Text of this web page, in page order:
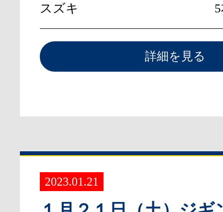
スズキ
詳細を見る
2023.01.21